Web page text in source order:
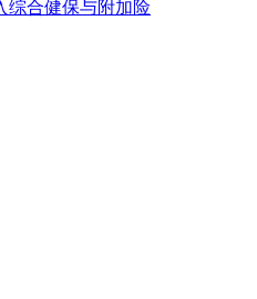
综合健保与附加险